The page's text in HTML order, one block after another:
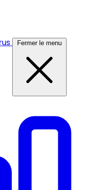
Fermer le menu